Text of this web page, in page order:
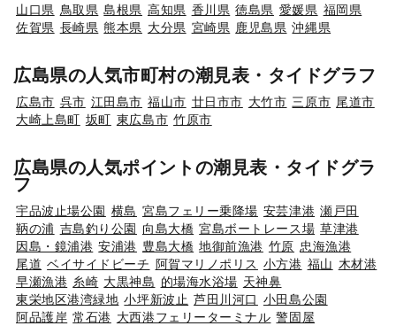
山口県 鳥取県 島根県 高知県 香川県 徳島県 愛媛県 福岡県
佐賀県 長崎県 熊本県 大分県 宮崎県 鹿児島県 沖縄県
広島県の人気市町村の潮見表・タイドグラフ
広島市 呉市 江田島市 福山市 廿日市市 大竹市 三原市 尾道市
大崎上島町 坂町 東広島市 竹原市
広島県の人気ポイントの潮見表・タイドグラ
フ
宇品波止場公園 横島 宮島フェリー乗降場 安芸津港 瀬戸田
鞆の浦 吉島釣り公園 向島大橋 宮島ボートレース場 草津港
因島・鏡浦港 安浦港 豊島大橋 地御前漁港 竹原 忠海漁港
尾道 ベイサイドビーチ 阿賀マリノポリス 小方港 福山 木材港
早瀬漁港 糸崎 大黒神島 的場海水浴場 天神鼻
東栄地区港湾緑地 小坪新波止 芦田川河口 小田島公園
阿品護岸 常石港 大西港フェリーターミナル 警固屋